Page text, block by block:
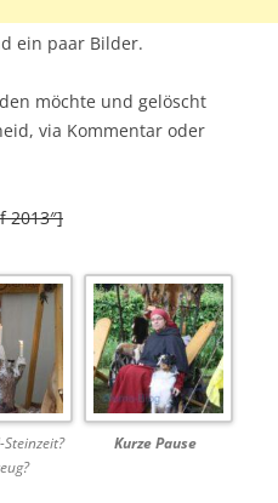
ein paar Bilder.
möchte und gelöscht
via Kommentar oder
2013″]
Steinzeit?
Kurze Pause